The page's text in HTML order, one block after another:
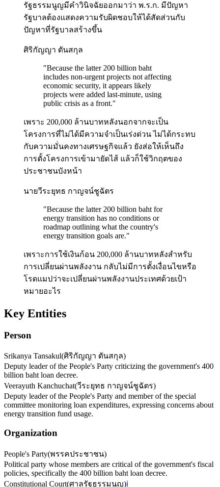
รัฐธรรมนูญมีคำวินิจฉัยออกมาว่า พ.ร.ก. มีปัญหา
รัฐบาลต้องแสดงความรับผิดชอบให้ได้สัดส่วนกับ
ปัญหาที่รัฐบาลสร้างขึ้น
ศิริกัญญา ตันสกุล
"Because the latter 200 billion baht
includes non-urgent projects not affecting
economic security, it appears likely
projects were added last-minute, using
public crisis as a front."
เพราะ 200,000 ล้านบาทหลังนอกจากจะเป็น
โครงการที่ไม่ได้มีความจำเป็นเร่งด่วน ไม่ได้กระทบ
กับความมั่นคงทางเศรษฐกิจแล้ว ยังส่อให้เห็นถึง
การตั้งโครงการเข้ามายัดไส้ แล้วก็ใช้วิกฤตของ
ประชาชนบังหน้า
นายวีระยุทธ กาญจน์ชูฉัตร
"Because the latter 200 billion baht for
energy transition has no conditions or
roadmap outlining what the country's
energy transition goals are."
เพราะการใช้เงินก้อน 200,000 ล้านบาทหลังสำหรับ
การเปลี่ยนผ่านพลังงาน กลับไม่มีการตั้งเงื่อนไขหรือ
โรดแมปว่าจะเปลี่ยนผ่านพลังงานประเทศด้วยเป้า
หมายอะไร
Key Entities
Person
Srikanya Tansakul(ศิริกัญญา ตันสกุล)
Deputy leader of the People's Party criticizing the government's 400
billion baht loan decree.
Veerayuth Kanchuchat(วีระยุทธ กาญจน์ชูฉัตร)
Deputy leader of the People's Party and member of the special
committee monitoring loan expenditures, expressing concerns about
energy transition fund usage.
Organization
People's Party(พรรคประชาชน)
Political party whose members are critical of the government's fiscal
policies, specifically the 400 billion baht loan decree.
Constitutional Court(ศาลรัฐธรรมนูญ)ℹ️